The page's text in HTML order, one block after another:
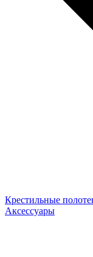
Крестильные
Аксессуары